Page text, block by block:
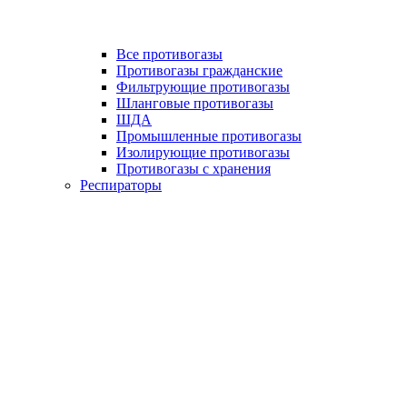
Все противогазы
Противогазы гражданские
Фильтрующие противогазы
Шланговые противогазы
ШДА
Промышленные противогазы
Изолирующие противогазы
Противогазы с хранения
Респираторы